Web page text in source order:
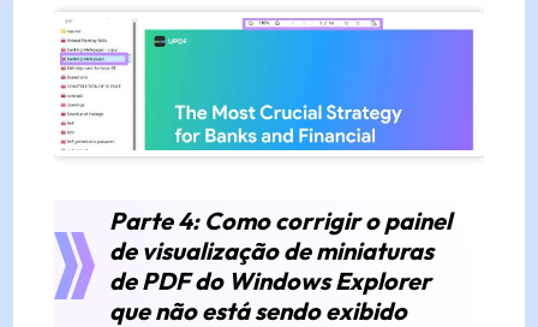
Parte 4: Como corrigir o painel
de visualização de miniaturas
de PDF do Windows Explorer
que não está sendo exibido